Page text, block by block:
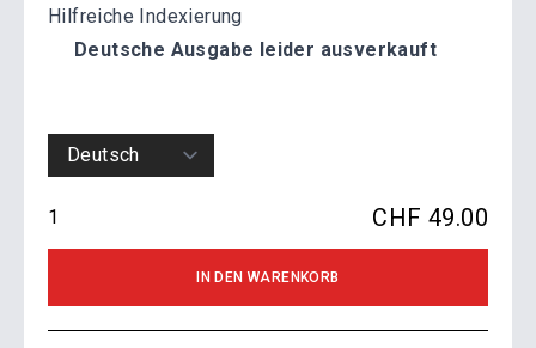
Hilfreiche Indexierung
Deutsche Ausgabe leider ausverkauft
CHF 49.00
IN DEN WARENKORB